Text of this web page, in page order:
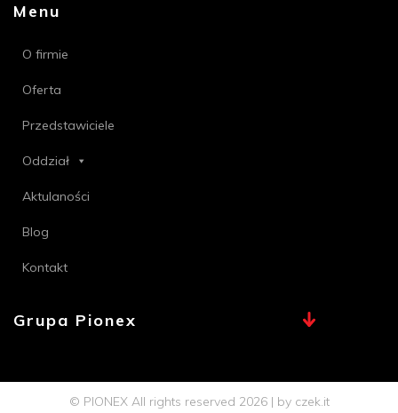
Menu
O firmie
Oferta
Przedstawiciele
Oddział
Aktulaności
Blog
Kontakt
Grupa Pionex
Chemia Bielsko
Profi PSB© PIONEX All rights reserved 2026 | by czek.it